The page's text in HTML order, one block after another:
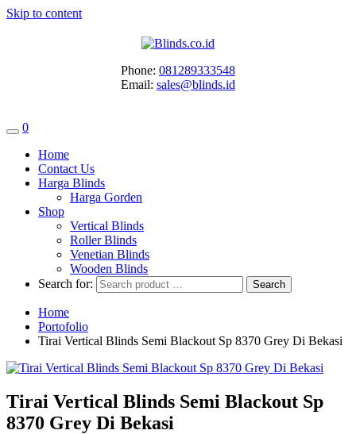
Skip to content
Phone: 081289333548
Email: sales@blinds.id
0
Home
Contact Us
Harga Blinds
Harga Gorden
Shop
Vertical Blinds
Roller Blinds
Venetian Blinds
Wooden Blinds
Search for:
Home
Portofolio
Tirai Vertical Blinds Semi Blackout Sp 8370 Grey Di Bekasi
Tirai Vertical Blinds Semi Blackout Sp
8370 Grey Di Bekasi